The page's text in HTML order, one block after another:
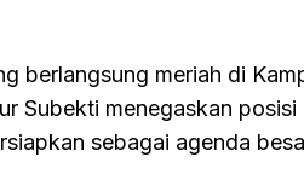
berlangsung meriah di
Subekti menegaskan posisi
sebagai agenda